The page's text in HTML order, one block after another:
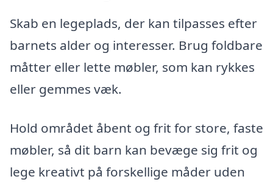
Skab en legeplads, der kan tilpasses efter
barnets alder og interesser. Brug foldbare
måtter eller lette møbler, som kan rykkes
eller gemmes væk.
Hold området åbent og frit for store, faste
møbler, så dit barn kan bevæge sig frit og
lege kreativt på forskellige måder uden